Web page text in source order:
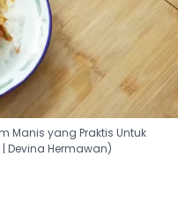
Manis yang Praktis Untuk
Devina Hermawan)